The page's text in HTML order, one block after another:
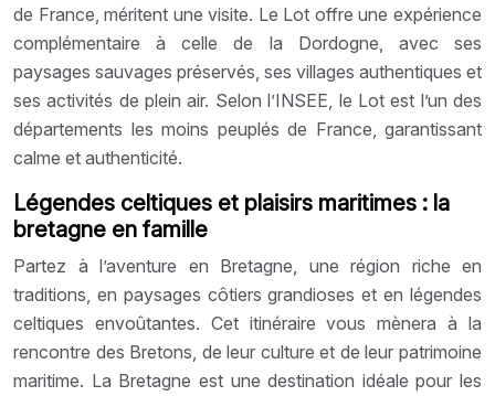
de France, méritent une visite. Le Lot offre une expérience
complémentaire à celle de la Dordogne, avec ses
paysages sauvages préservés, ses villages authentiques et
ses activités de plein air. Selon l’INSEE, le Lot est l’un des
départements les moins peuplés de France, garantissant
calme et authenticité.
Légendes celtiques et plaisirs maritimes : la
bretagne en famille
Partez à l’aventure en Bretagne, une région riche en
traditions, en paysages côtiers grandioses et en légendes
celtiques envoûtantes. Cet itinéraire vous mènera à la
rencontre des Bretons, de leur culture et de leur patrimoine
maritime. La Bretagne est une destination idéale pour les